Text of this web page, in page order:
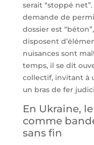
serait “stoppé
demande de
dossier est
disposent
nuisances sont
temps, il se dit
collectif, invitant à
un bras de fer
En Ukraine,
comme
sans fin